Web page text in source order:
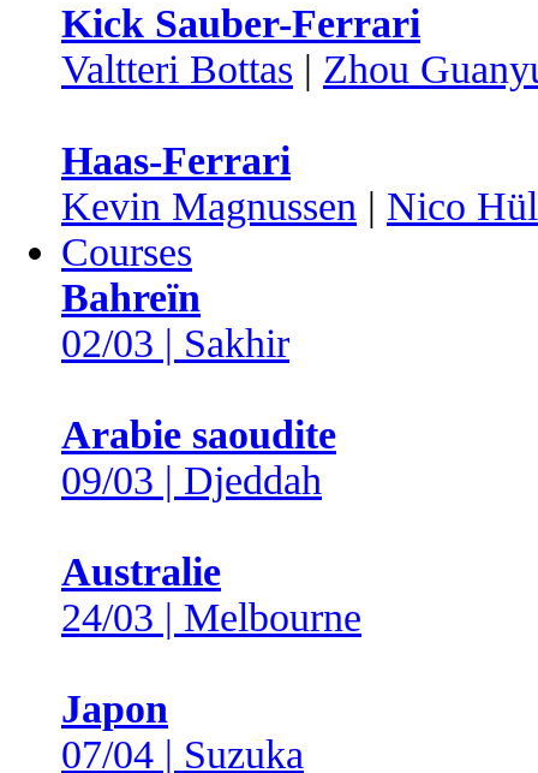
Kick Sauber-Ferrari
Valtteri Bottas | Zhou
Haas-Ferrari
Kevin Magnussen | Nico
Courses
Bahreïn
02/03 | Sakhir
Arabie saoudite
09/03 | Djeddah
Australie
24/03 | Melbourne
Japon
07/04 | Suzuka